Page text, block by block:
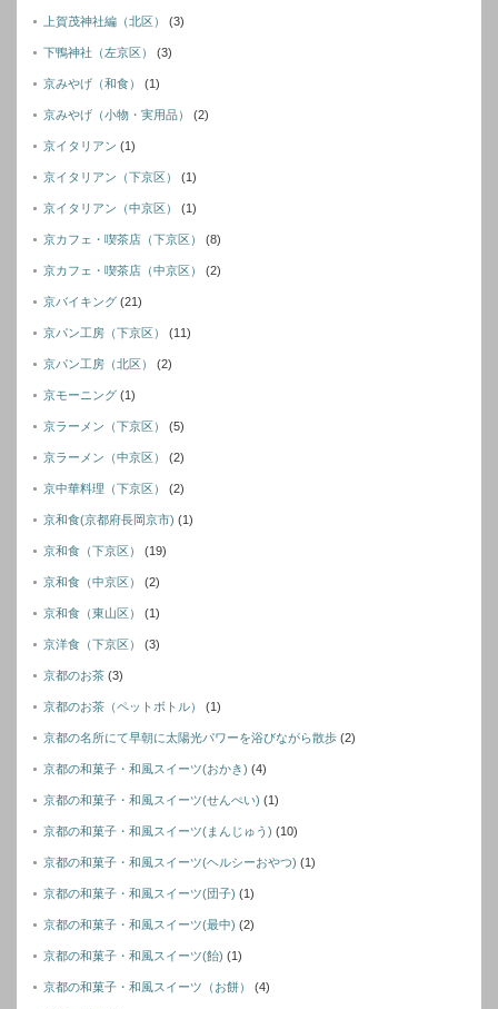
上賀茂神社編（北区） (3)
下鴨神社（左京区） (3)
京みやげ（和食） (1)
京みやげ（小物・実用品） (2)
京イタリアン (1)
京イタリアン（下京区） (1)
京イタリアン（中京区） (1)
京カフェ・喫茶店（下京区） (8)
京カフェ・喫茶店（中京区） (2)
京バイキング (21)
京パン工房（下京区） (11)
京パン工房（北区） (2)
京モーニング (1)
京ラーメン（下京区） (5)
京ラーメン（中京区） (2)
京中華料理（下京区） (2)
京和食(京都府長岡京市) (1)
京和食（下京区） (19)
京和食（中京区） (2)
京和食（東山区） (1)
京洋食（下京区） (3)
京都のお茶 (3)
京都のお茶（ペットボトル） (1)
京都の名所にて早朝に太陽光パワーを浴びながら散歩 (2)
京都の和菓子・和風スイーツ(おかき) (4)
京都の和菓子・和風スイーツ(せんぺい) (1)
京都の和菓子・和風スイーツ(まんじゅう) (10)
京都の和菓子・和風スイーツ(ヘルシーおやつ) (1)
京都の和菓子・和風スイーツ(団子) (1)
京都の和菓子・和風スイーツ(最中) (2)
京都の和菓子・和風スイーツ(飴) (1)
京都の和菓子・和風スイーツ（お餅） (4)